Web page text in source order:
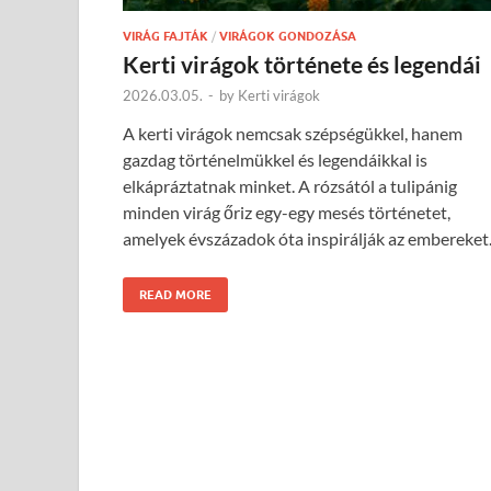
VIRÁG FAJTÁK / VIRÁGOK GONDOZÁSA
Kerti virágok története és legendái
2026.03.05. - by Kerti virágok
A kerti virágok nemcsak szépségükkel, hanem
gazdag történelmükkel és legendáikkal is
elkápráztatnak minket. A rózsától a tulipánig
minden virág őriz egy-egy mesés történetet,
amelyek évszázadok óta inspirálják az embereket.
READ MORE